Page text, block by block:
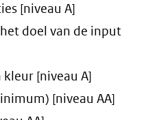
[niveau A]
doel van de input
[niveau A]
[niveau AA]